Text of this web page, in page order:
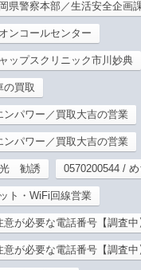
県警察本部／生活安全企画
ンコールセンター
ップスクリニック市川妙典
の買取
ンパワー／買取大吉の営業
ンパワー／買取大吉の営業
光 勧誘 0570200544 /
ト・WiFi回線営業
が必要な電話番号【調査中
が必要な電話番号【調査中